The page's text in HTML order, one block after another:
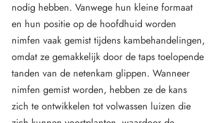
nodig hebben. Vanwege hun kleine formaat
en hun positie op de hoofdhuid worden
nimfen vaak gemist tijdens kambehandelingen,
omdat ze gemakkelijk door de taps toelopende
tanden van de netenkam glippen. Wanneer
nimfen gemist worden, hebben ze de kans
zich te ontwikkelen tot volwassen luizen die